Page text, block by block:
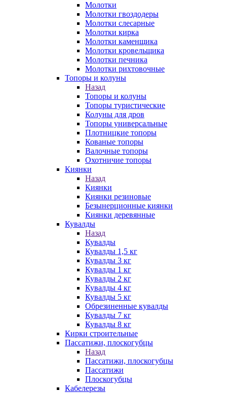
Молотки
Молотки гвоздодеры
Молотки слесарные
Молотки кирка
Молотки каменщика
Молотки кровельщика
Молотки печника
Молотки рихтовочные
Топоры и колуны
Назад
Топоры и колуны
Топоры туристические
Колуны для дров
Топоры универсальные
Плотницкие топоры
Кованые топоры
Валочные топоры
Охотничие топоры
Киянки
Назад
Киянки
Киянки резиновые
Безынерционные киянки
Киянки деревянные
Кувалды
Назад
Кувалды
Кувалды 1,5 кг
Кувалды 3 кг
Кувалды 1 кг
Кувалды 2 кг
Кувалды 4 кг
Кувалды 5 кг
Обрезиненные кувалды
Кувалды 7 кг
Кувалды 8 кг
Кирки строительные
Пассатижи, плоскогубцы
Назад
Пассатижи, плоскогубцы
Пассатижи
Плоскогубцы
Кабелерезы